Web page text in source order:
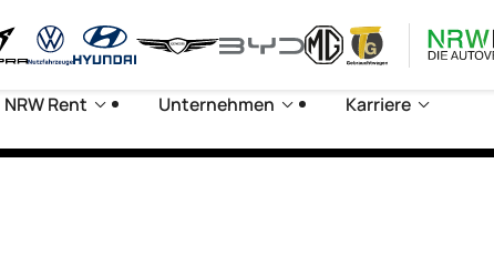
NRW Rent Unternehmen Karriere